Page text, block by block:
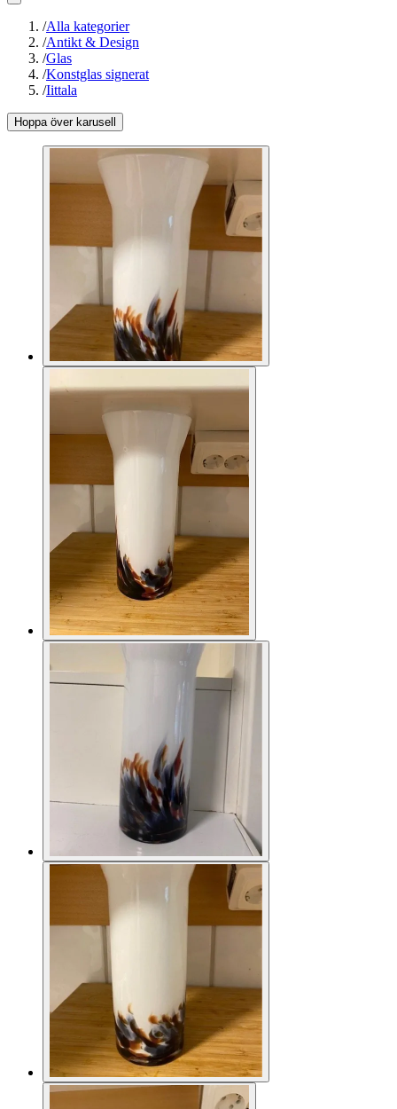
/Alla kategorier
/Antikt & Design
/Glas
/Konstglas signerat
/Iittala
Hoppa över karusell